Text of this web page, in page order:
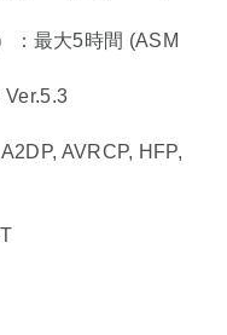
：最大5時間 (ASM
Ver.5.3
AVRCP, HFP,